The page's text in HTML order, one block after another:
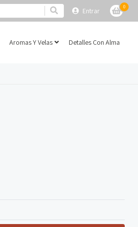
Entrar 0
Aromas Y Velas Detalles Con Alma